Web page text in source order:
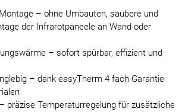
– ohne Umbauten, saubere und
der Infrarotpaneele an Wand oder
– sofort spürbar, effizient und
– dank easyTherm 4 fach Garantie
präzise Temperaturregelung für zusätzliche